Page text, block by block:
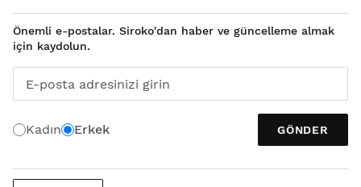
Önemli e-postalar. Siroko'dan haber ve güncelleme almak
için kaydolun.
E-posta adresinizi girin
Kadın Erkek GÖNDER